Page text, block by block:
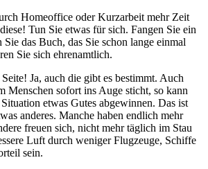
Homeoffice oder Kurzarbeit mehr Zeit
Tun Sie etwas für sich. Fangen Sie ein
Sie das Buch, das Sie schon lange einmal
Sie sich ehrenamtlich.
Ja, auch die gibt es bestimmt. Auch
Menschen sofort ins Auge sticht, so kann
etwas Gutes abgewinnen. Das ist
anderes. Manche haben endlich mehr
freuen sich, nicht mehr täglich im Stau
Luft durch weniger Flugzeuge, Schiffe
sein.